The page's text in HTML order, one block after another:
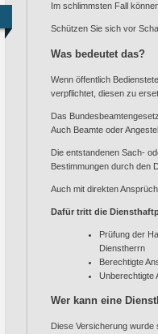
Im schlimmsten Fall
Schützen Sie sich vor
Was bedeutet das?
Wenn öffentlich
verpflichtet, diesen zu
Das
Auch Beamte oder
Die entstandenen Sach-
Bestimmungen durch den
Auch mit direkten
Dafür tritt die
Prüfung der
Dienstherrn
Berechtigte
Unberechtigte
Wer kann eine
Diese Versicherung